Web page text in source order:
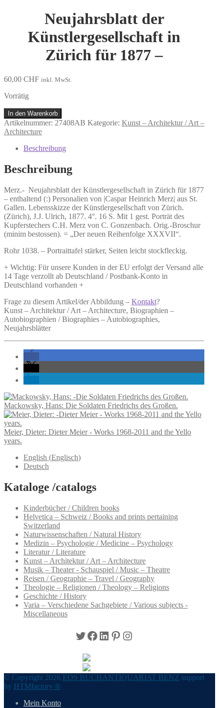
Neujahrsblatt der
Künstlergesellschaft in
Zürich für 1877 –
60,00 CHF inkl. MwSt.
Vorrätig
Neujahrsblatt
der
Künstlergesellschaft
Zürich
1877
-
In den Warenkorb
Artikelnummer: 27408AB Kategorie: Kunst – Architektur / Art –
Architecture
Beschreibung
Beschreibung
Merz.- Neujahrsblatt der Künstlergesellschaft in Zürich für 1877
– enthaltend (:) Personalien von |Caspar Heinrich Merz| aus St.
Gallen. Lebensskizze der Künstlergesellschaft von Zürich.
(Zürich), J.J. Ulrich, 1877. 4°. 16 S. Mit 1 gest. Porträt des
Kupferstechers C.H. Merz von C. Gonzenbach. Orig.-Broschur
(minim bestossen). = „Der neuen Reihenfolge XXXVII“.
Rohr 1038. – Portraittafel stärker, Seiten leicht stockfleckig.
+ Wichtig: Für unsere Kunden in der EU erfolgt der Versand alle
14 Tage verzollt ab Deutschland / Postbank-Konto in
Deutschland vorhanden +
Frage zu diesem Artikel/der Abbildung – Kontakt?
Kunst – Architektur / Art – Architecture, Biographien –
Autobiographien / Biographies – Autobiographies,
Neujahrsblätter
Mackowsky, Hans: Die Soldaten Friedrichs des Großen.
Meier, Dieter: Dieter Meier - Works 1968-2011 and the Yello
years.
English (Englisch)
Deutsch
Kataloge /catalogs
Kinderbücher / Children books
Helvetica – Schweiz / Books and prints pertaining
Switzerland
Naturwissenschaften / Natural History
Medizin – Psychologie / Medicine – Psychology
Literatur / Literature
Kunst – Architektur / Art – Architecture
Musik – Theater - Schauspiel / Music – Theatre
Reisen / Geographie – Travel / Geography
Theologie – Religionen / Theology – Religions
Geschichte / History
Varia – Verschiedene Sachgebiete / Various subjects -
Miscellaneous
Twitter
Facebook
LinkedIn
Pinterest
Instagram
© Copyright 2026 EOS BUCHANTIQUARIAT BENZ support
by HTMfactory ®
Mein Konto